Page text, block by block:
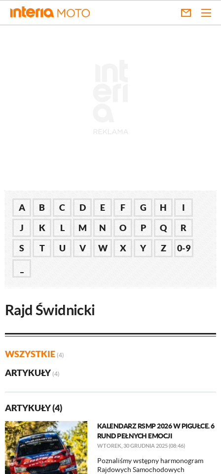
A B C D E F G H
I
J
K L M N O P Q
R
S
T U V W X Y Z
0-9
Rajd Świdnicki
WSZYSTKIE (4)
ARTYKUŁY (4)
ARTYKUŁY (4)
KALENDARZ RSMP 2026 W PIGUŁCE. 6
RUND PEŁNYCH EMOCJI
WTOREK, 30 GRUDNIA 2025 (08:46)
Poznaliśmy wstępny harmonogram
Rajdowych Samochodowych